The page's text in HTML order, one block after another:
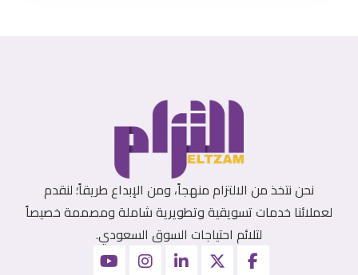
نحن نتخذ من الالتزام منهجاً، ومن الإبداع طريقاً؛ لنقدم
لعملائنا خدمات تسويقية وتطويرية شاملة ومصممة خصيصاً
لتلائم احتياجات السوق السعودي.